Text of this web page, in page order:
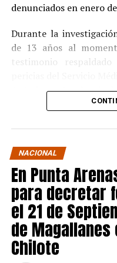
denunciados en enero
Durante la
de 13 años al
testimonio
Ante la contundencia
aceptó los cargosen
La condena y el
ElJuzgado de
noviembre de 2021,
tres años y un día
máximo, más las
para cargos públicos
víctima.
NACIONAL
En Punta
para decretar
el 21 de
de
Chilote